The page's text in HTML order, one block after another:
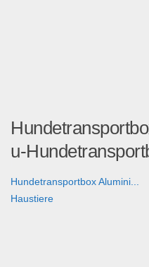
u-
Hundetransportbox Alumini...
Haustiere